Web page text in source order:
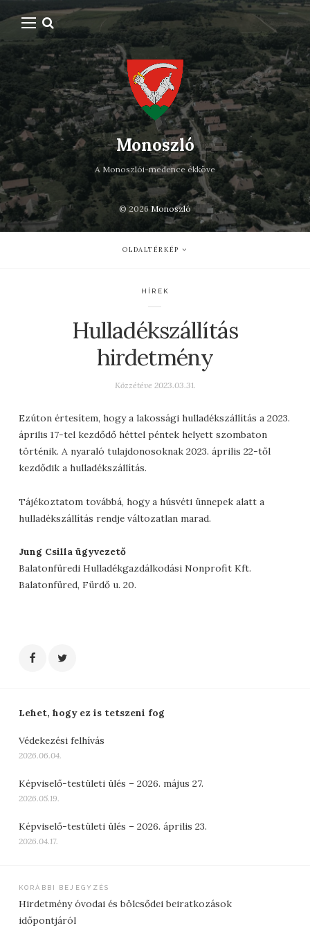
Monoszló
A Monoszlói-medence ékköve
© 2026Monoszló
OLDALTÉRKÉP
HÍREK
Hulladékszállítás
hirdetmény
Közzétéve 2023.03.31.
Ezúton értesítem, hogy a lakossági hulladékszállítás a 2023.
április 17-tel kezdődő héttel péntek helyett szombaton
történik. A nyaraló tulajdonosoknak 2023. április 22-től
kezdődik a hulladékszállítás.
Tájékoztatom továbbá, hogy a húsvéti ünnepek alatt a
hulladékszállítás rendje változatlan marad.
Jung Csilla ügyvezető
Balatonfüredi Hulladékgazdálkodási Nonprofit Kft.
Balatonfüred, Fürdő u. 20.
Lehet, hogy ez is tetszeni fog
Védekezési felhívás
2026.06.04.
Képviselő-testületi ülés – 2026. május 27.
2026.05.19.
Képviselő-testületi ülés – 2026. április 23.
2026.04.17.
Bejegyzés
navigáció
KORÁBBI BEJEGYZÉS
Hirdetmény óvodai és bölcsődei beiratkozások
időpontjáról